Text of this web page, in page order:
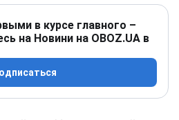
в курсе главного –
на Новини на OBOZ.UA в